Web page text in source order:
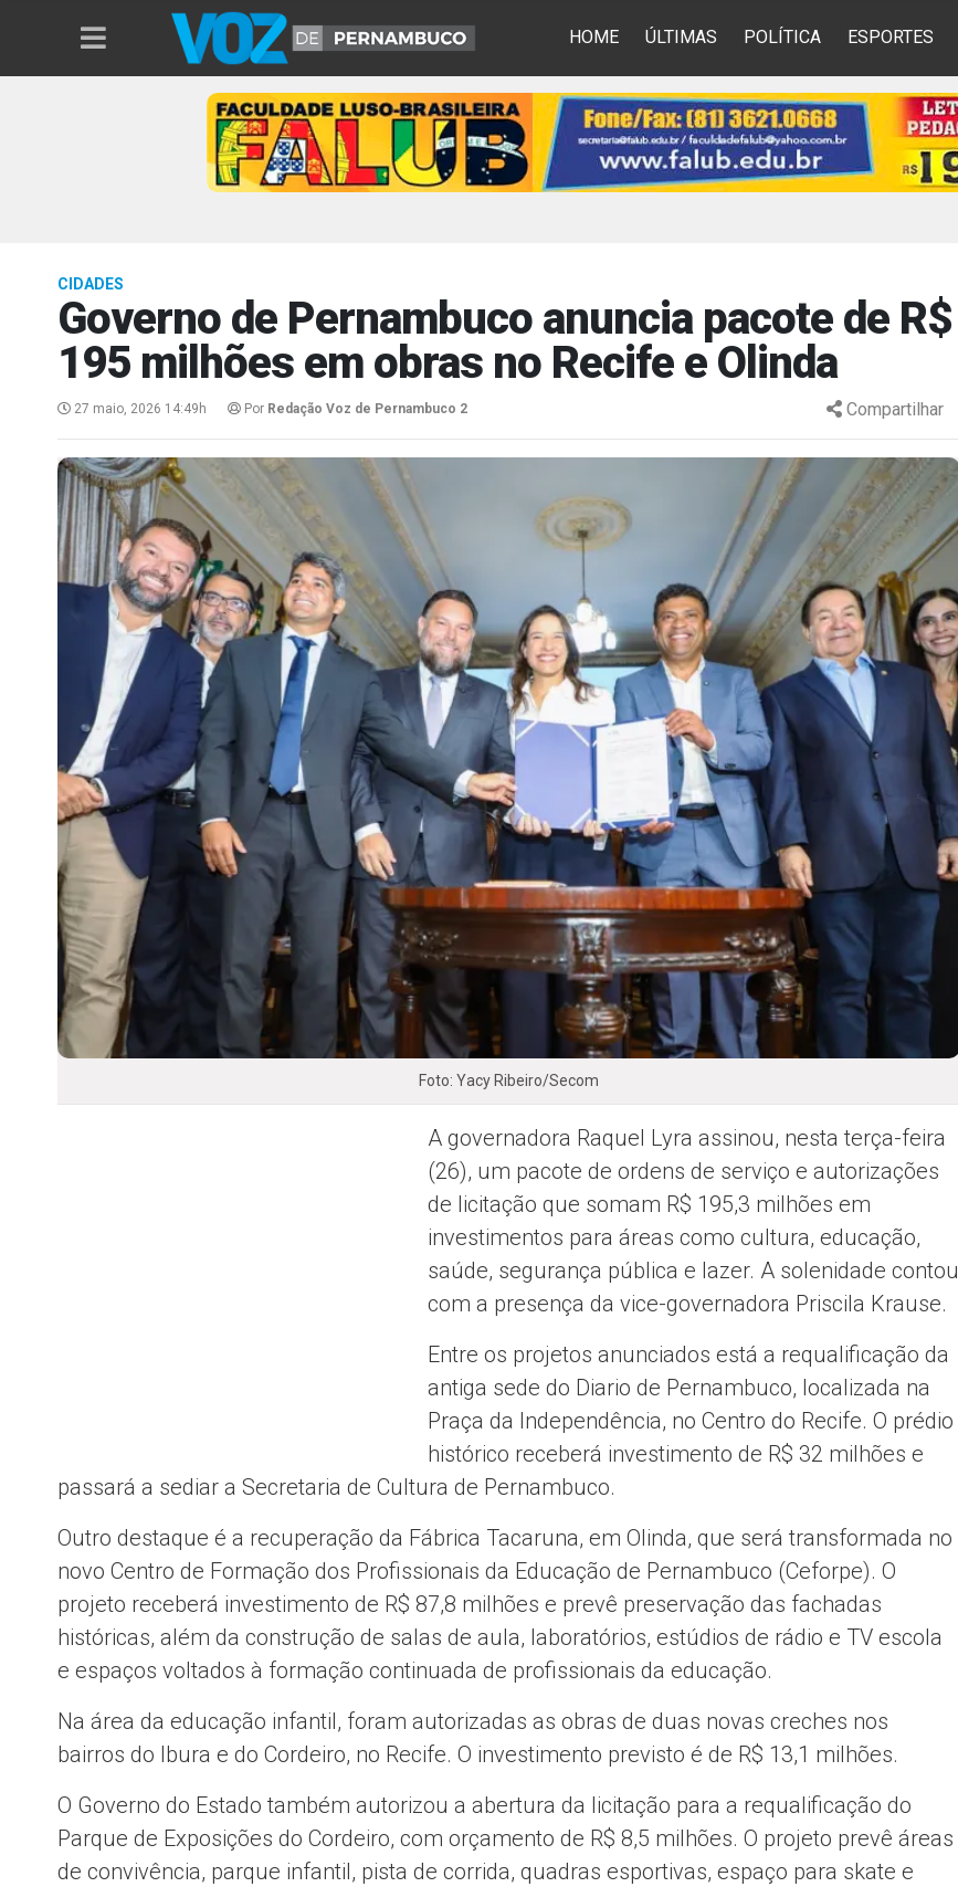
HOME ÚLTIMAS POLÍTICA ESPORTES
CIDADES
Governo de Pernambuco anuncia pacote de R$
195 milhões em obras no Recife e Olinda
27 maio, 2026 14:49h Por Redação Voz de Pernambuco 2 Compartilhar
Foto: Yacy Ribeiro/Secom
A governadora Raquel Lyra assinou, nesta terça-feira
(26), um pacote de ordens de serviço e autorizações
de licitação que somam R$ 195,3 milhões em
investimentos para áreas como cultura, educação,
saúde, segurança pública e lazer. A solenidade contou
com a presença da vice-governadora Priscila Krause.
Entre os projetos anunciados está a requalificação da
antiga sede do Diario de Pernambuco, localizada na
Praça da Independência, no Centro do Recife. O prédio
histórico receberá investimento de R$ 32 milhões e
passará a sediar a Secretaria de Cultura de Pernambuco.
Outro destaque é a recuperação da Fábrica Tacaruna, em Olinda, que será transformada no
novo Centro de Formação dos Profissionais da Educação de Pernambuco (Ceforpe). O
projeto receberá investimento de R$ 87,8 milhões e prevê preservação das fachadas
históricas, além da construção de salas de aula, laboratórios, estúdios de rádio e TV escola
e espaços voltados à formação continuada de profissionais da educação.
Na área da educação infantil, foram autorizadas as obras de duas novas creches nos
bairros do Ibura e do Cordeiro, no Recife. O investimento previsto é de R$ 13,1 milhões.
O Governo do Estado também autorizou a abertura da licitação para a requalificação do
Parque de Exposições do Cordeiro, com orçamento de R$ 8,5 milhões. O projeto prevê áreas
de convivência, parque infantil, pista de corrida, quadras esportivas, espaço para skate e